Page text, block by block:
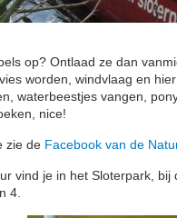
op? Ontlaad ze dan
worden, windvlaag en
waterbeestjes vangen,
nice!
zie de Facebook van de
vind je in het Sloterpark,
4.